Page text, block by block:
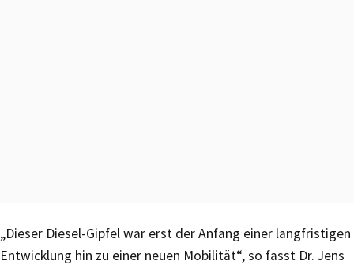
„Dieser Diesel-Gipfel war erst der Anfang einer langfristigen
Entwicklung hin zu einer neuen Mobilität“, so fasst Dr. Jens